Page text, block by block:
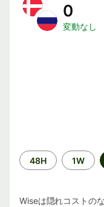
0
変動なし
期
間
48H 1W
Wiseは隠れコストの